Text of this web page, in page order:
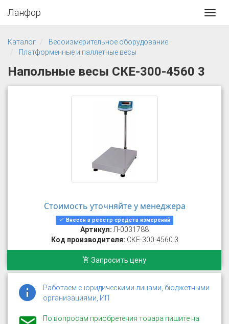
Ланфор
Каталог
Весоизмерительное оборудование
Платформенные и паллетные весы
Напольные весы СКЕ-300-4560 3
Стоимость уточняйте у менеджера
Внесен в реестр средств измерений
Артикул: Л-0031788
Код производителя: СКЕ-300-4560 3
Запросить цену
Работаем с юридическими лицами, бюджетными
организациями, ИП
По вопросам приобретения товара пишите на